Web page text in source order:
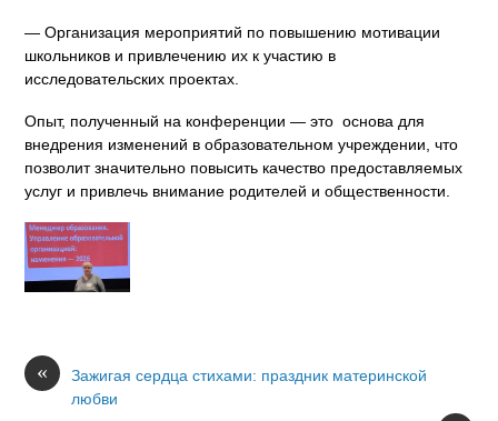
— Организация мероприятий по повышению мотивации
школьников и привлечению их к участию в
исследовательских проектах.
Опыт, полученный на конференции — это основа для
внедрения изменений в образовательном учреждении, что
позволит значительно повысить качество предоставляемых
услуг и привлечь внимание родителей и общественности.
«
Зажигая сердца стихами: праздник материнской
любви